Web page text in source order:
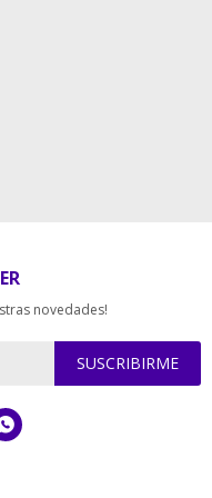
novedades!
SUSCRIBIRME